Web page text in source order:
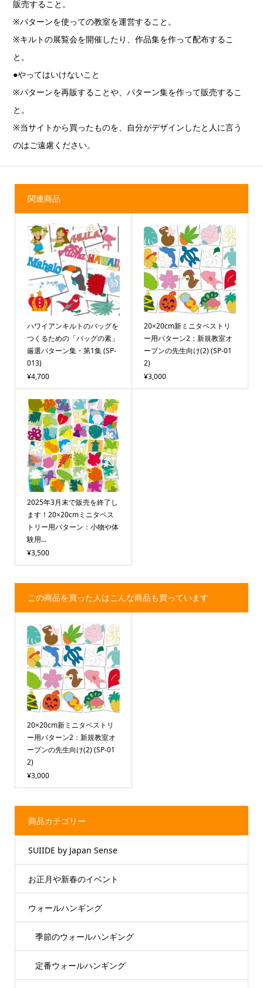
販売すること。
※パターンを使っての教室を運営すること。
※キルトの展覧会を開催したり、作品集を作って配布するこ
と。
●やってはいけないこと
※パターンを再販することや、パターン集を作って販売するこ
と。
※当サイトから買ったものを、自分がデザインしたと人に言う
のはご遠慮ください。
関連商品
ハワイアンキルトのバッグを
つくるための「バッグの素」
厳選パターン集・第1集 (SP-
013)
¥4,700
20×20cm新ミニタペストリ
ー用パターン2：新規教室オ
ープンの先生向け(2) (SP-01
2)
¥3,000
2025年3月末で販売を終了し
ます！20×20cmミニタペス
トリー用パターン：小物や体
験用...
¥3,500
この商品を買った人はこんな商品も買っています
20×20cm新ミニタペストリ
ー用パターン2：新規教室オ
ープンの先生向け(2) (SP-01
2)
¥3,000
商品カテゴリー
SUIIDE by Japan Sense
お正月や新春のイベント
ウォールハンギング
季節のウォールハンギング
定番ウォールハンギング